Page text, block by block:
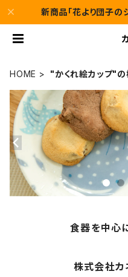
新商品「花より団子
HOME "かくれ絵カップ"
食器を中心
株式会社カ